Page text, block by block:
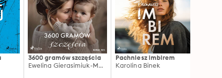
3600 gramów szczęścia
Ewelina Gierasimiuk-Merta
Pachniesz imbirem
Karolina Binek